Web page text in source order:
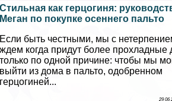
Стильная как герцогиня:
Меган по покупке осеннего пальто
Если быть честными, мы с
ждем когда придут более прохладные
только по одной причине: чтобы мы
выйти из дома в пальто, одобренном
герцогиней...
29 06